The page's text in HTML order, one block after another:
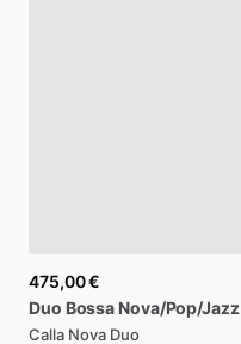
475,00 €
Duo Bossa Nova​/​Pop​/​Jazz
Calla Nova Duo